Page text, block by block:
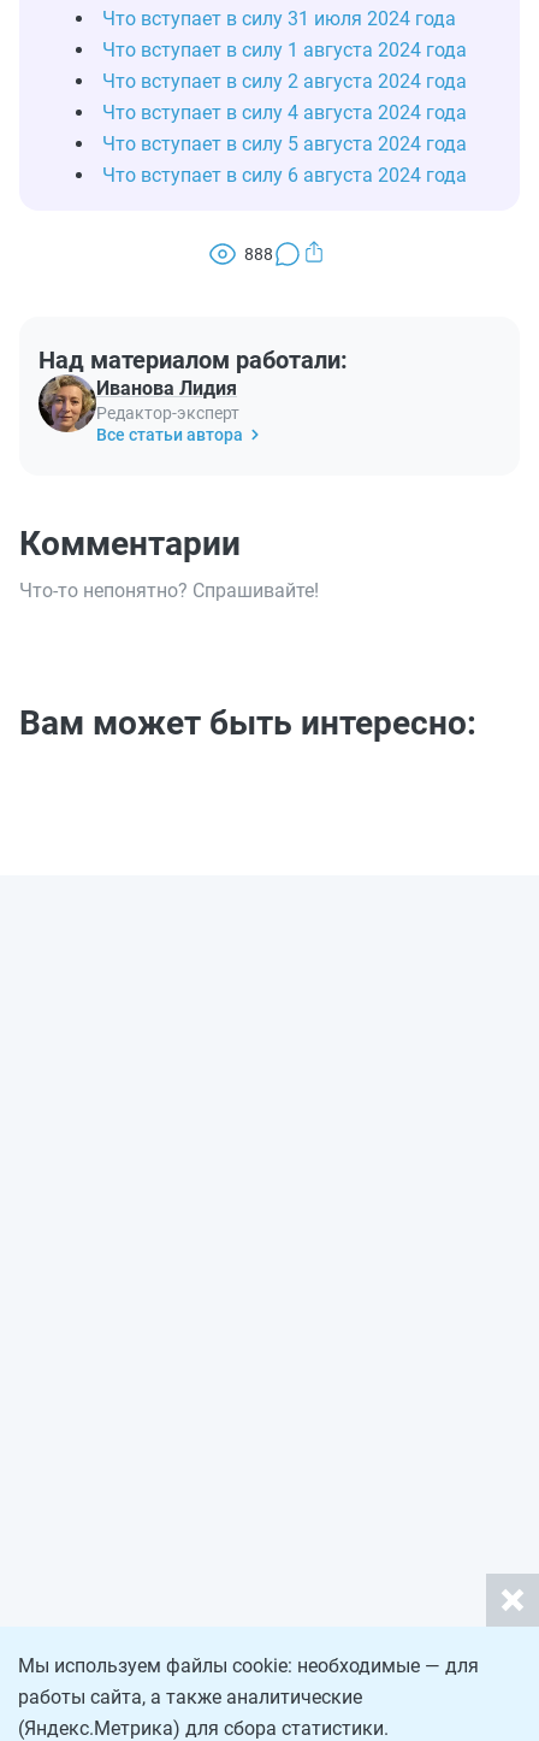
Что вступает в силу 31 июля 2024 года
Что вступает в силу 1 августа 2024 года
Что вступает в силу 2 августа 2024 года
Что вступает в силу 4 августа 2024 года
Что вступает в силу 5 августа 2024 года
Что вступает в силу 6 августа 2024 года
888
Над материалом работали:
Иванова Лидия
Редактор-эксперт
Все статьи автора
Комментарии
Что-то непонятно? Спрашивайте!
Вам может быть интересно:
Мы используем файлы cookie: необходимые — для
работы сайта, а также аналитические
(Яндекс.Метрика) для сбора статистики.